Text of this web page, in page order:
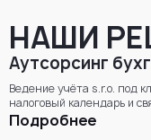
НАШИ
Аутсорсинг
Ведение учёта s.r.o. под
налоговый календарь и
Подробнее